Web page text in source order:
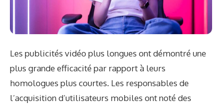
Les publicités vidéo plus longues ont démontré une
plus grande efficacité par rapport à leurs
homologues plus courtes. Les responsables de
l’acquisition d’utilisateurs mobiles ont noté des